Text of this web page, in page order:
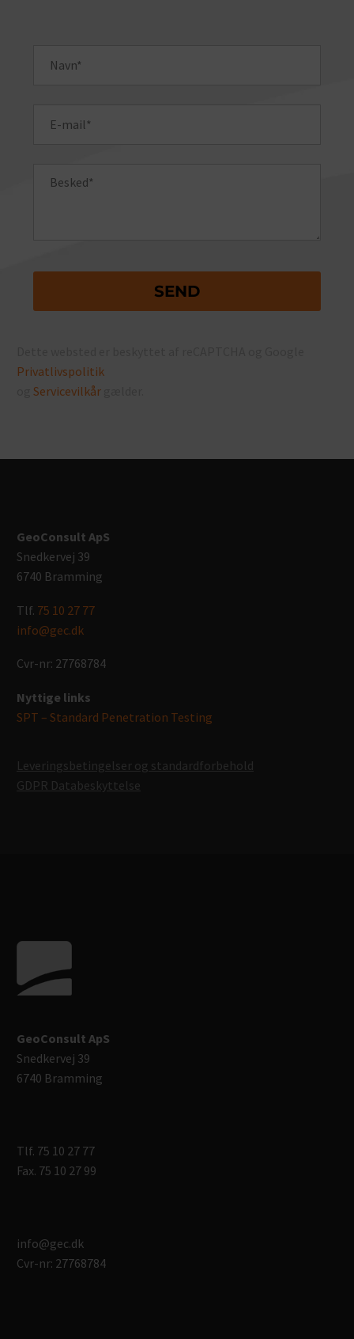
Privatlivspolitik
Servicevilkår
GeoConsult ApS
Snedkervej 39
6740 Bramming
Tlf. 75 10 27 77
info@gec.dk
Cvr-nr: 27768784
Nyttige links
SPT – Standard Penetration Testing
Leveringsbetingelser og standardforbehold
GDPR Databeskyttelse
GeoConsult ApS
Snedkervej 39
6740 Bramming
Tlf. 75 10 27 77
Fax. 75 10 27 99
info@gec.dk
Cvr-nr: 27768784